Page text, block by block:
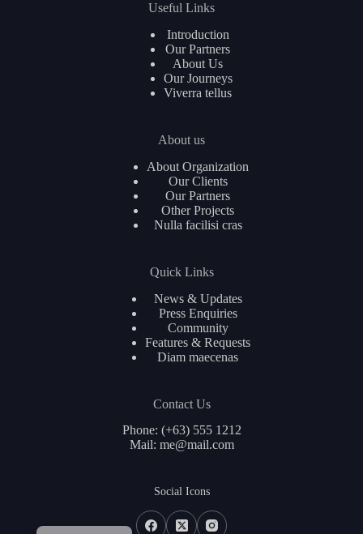
Useful Links
Introduction
Our Partners
About Us
Our Journeys
Viverra tellus
About us
About Organization
Our Clients
Our Partners
Other Projects
Nulla facilisi cras
Quick Links
News & Updates
Press Enquiries
Community
Features & Requests
Diam maecenas
Contact Us
Phone: (+63) 555 1212
Mail: me@mail.com
Social Icons